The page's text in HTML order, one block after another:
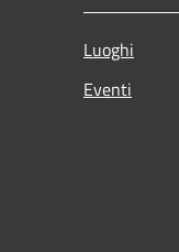
Luoghi
Eventi